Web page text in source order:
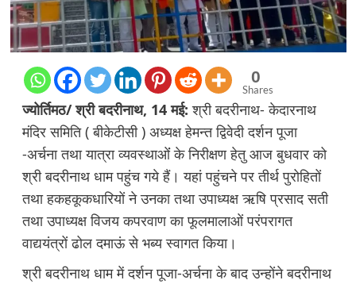
0
Shares
ज्योर्तिमठ/ श्री बदरीनाथ, 14 मई:श्री बदरीनाथ- केदारनाथ
मंदिर समिति ( बीकेटीसी ) अध्यक्ष हेमन्त द्विवेदी दर्शन पूजा
-अर्चना तथा यात्रा व्यवस्थाओंं के निरीक्षण हेतु आज बुधवार को
श्री बदरीनाथ धाम पहुंच गये हैं। यहां पहुंचने पर तीर्थ पुरोहितों
तथा हकहकूकधारियों ने उनका तथा उपाध्यक्ष ऋषि प्रसाद सती
तथा उपाध्यक्ष विजय कपरवाण का फूलमालाओं परंपरागत
वाद्ययंत्रों ढोल दमाऊं से भब्य स्वागत किया।
श्री बदरीनाथ धाम में दर्शन पूजा-अर्चना के बाद उन्होंने बदरीनाथ